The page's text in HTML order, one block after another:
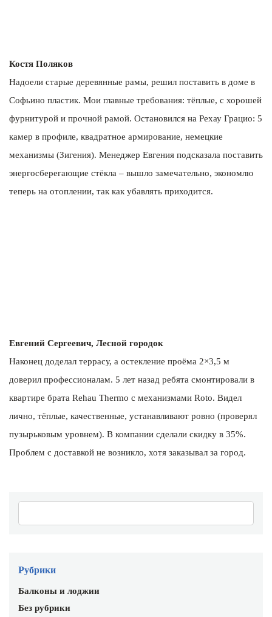
Костя Поляков
Надоели старые деревянные рамы, решил поставить в доме в
Софьино пластик. Мои главные требования: тёплые, с хорошей
фурнитурой и прочной рамой. Остановился на Рехау Грацио: 5
камер в профиле, квадратное армирование, немецкие
механизмы (Зигения). Менеджер Евгения подсказала поставить
энергосберегающие стёкла – вышло замечательно, экономлю
теперь на отоплении, так как убавлять приходится.
Евгений Сергеевич, Лесной городок
Наконец доделал террасу, а остекление проёма 2×3,5 м
доверил профессионалам. 5 лет назад ребята смонтировали в
квартире брата Rehau Thermo с механизмами Roto. Видел
лично, тёплые, качественные, устанавливают ровно (проверял
пузырьковым уровнем). В компании сделали скидку в 35%.
Проблем с доставкой не возникло, хотя заказывал за город.
Рубрики
Балконы и лоджии
Без рубрики